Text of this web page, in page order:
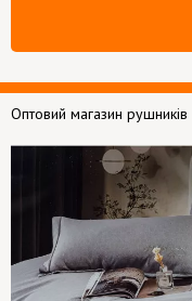
Оптовий магазин рушників